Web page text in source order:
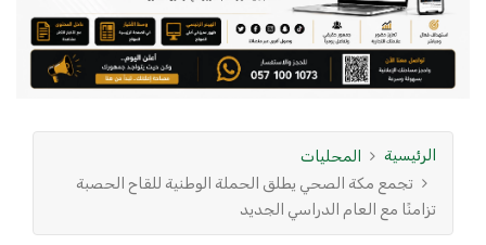
الرئيسية
المحليات
تجمع مكة الصحي يطلق الحملة الوطنية للقاح الحصبة
تزامنًا مع العام الدراسي الجديد